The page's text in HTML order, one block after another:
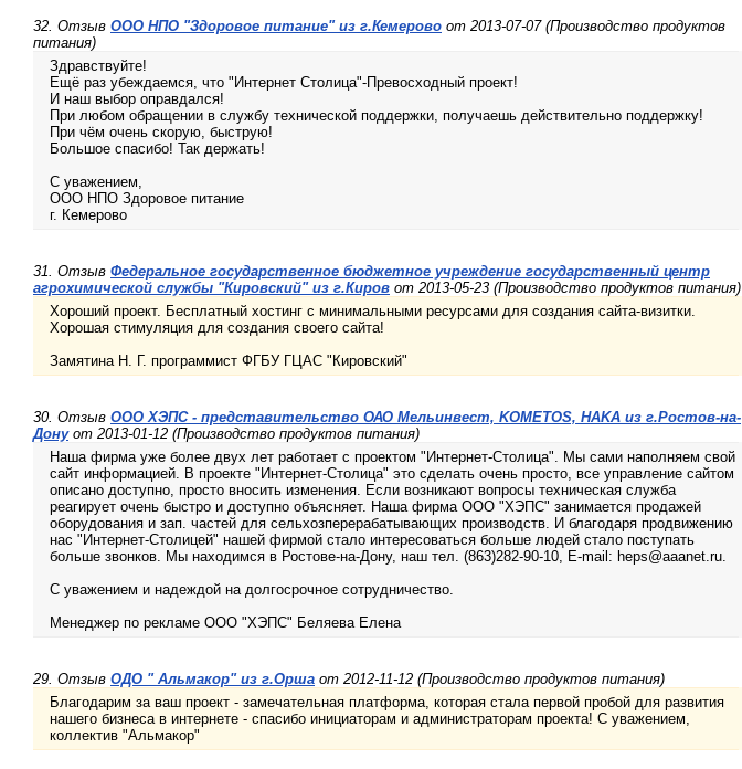
32. Отзыв ООО НПО "Здоровое питание" из г.Кемерово от 2013-07-07 (Производство продуктов
питания)
Здравствуйте!
Ещё раз убеждаемся, что "Интернет Столица"-Превосходный проект!
И наш выбор оправдался!
При любом обращении в службу технической поддержки, получаешь действительно поддержку!
При чём очень скорую, быструю!
Большое спасибо! Так держать!
С уважением,
ООО НПО Здоровое питание
г. Кемерово
31. Отзыв Федеральное государственное бюджетное учреждение государственный центр
агрохимической службы "Кировский" из г.Киров от 2013-05-23 (Производство продуктов питания)
Хороший проект. Бесплатный хостинг с минимальными ресурсами для создания сайта-визитки.
Хорошая стимуляция для создания своего сайта!
Замятина Н. Г. программист ФГБУ ГЦАС "Кировский"
30. Отзыв ООО ХЭПС - представительство ОАО Мельинвест, KOMETOS, HAKA из г.Ростов-на-
Донуот 2013-01-12 (Производство продуктов питания)
Наша фирма уже более двух лет работает с проектом "Интернет-Столица". Мы сами наполняем свой
сайт информацией. В проекте "Интернет-Столица" это сделать очень просто, все управление сайтом
описано доступно, просто вносить изменения. Если возникают вопросы техническая служба
реагирует очень быстро и доступно объясняет. Наша фирма ООО "ХЭПС" занимается продажей
оборудования и зап. частей для сельхозперерабатывающих производств. И благодаря продвижению
нас "Интернет-Столицей" нашей фирмой стало интересоваться больше людей стало поступать
больше звонков. Мы находимся в Ростове-на-Дону, наш тел. (863)282-90-10, E-mail: heps@aaanet.ru.
С уважением и надеждой на долгосрочное сотрудничество.
Менеджер по рекламе ООО "ХЭПС" Беляева Елена
29. Отзыв ОДО " Альмакор" из г.Орша от 2012-11-12 (Производство продуктов питания)
Благодарим за ваш проект - замечательная платформа, которая стала первой пробой для развития
нашего бизнеса в интернете - спасибо инициаторам и администраторам проекта! С уважением,
коллектив "Альмакор"